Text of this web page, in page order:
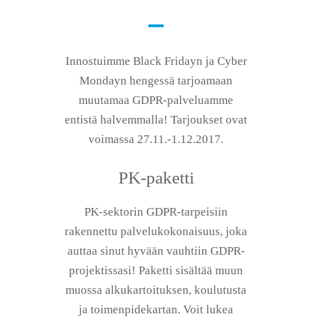
Innostuimme Black Fridayn ja Cyber
Mondayn hengessä tarjoamaan
muutamaa GDPR-palveluamme
entistä halvemmalla! Tarjoukset ovat
voimassa 27.11.-1.12.2017.
PK-paketti
PK-sektorin GDPR-tarpeisiin
rakennettu palvelukokonaisuus, joka
auttaa sinut hyvään vauhtiin GDPR-
projektissasi! Paketti sisältää muun
muossa alkukartoituksen, koulutusta
ja toimenpidekartan. Voit lukea